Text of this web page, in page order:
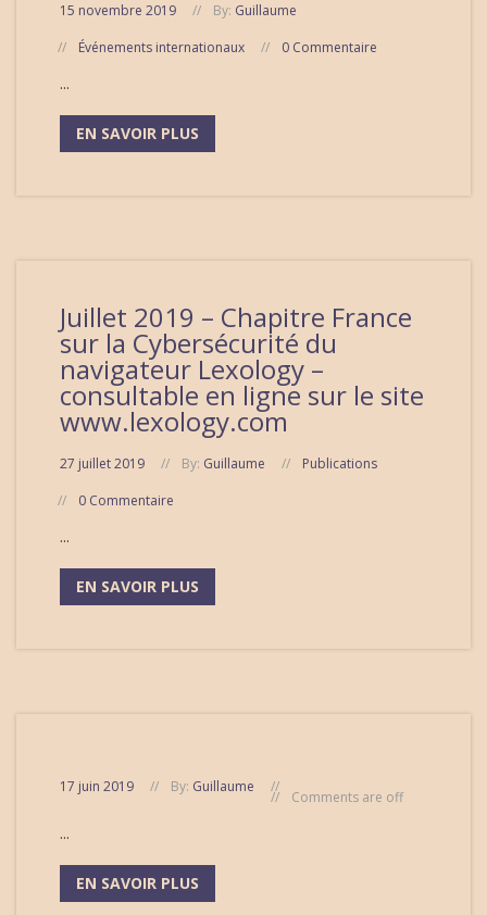
15 novembre 2019 By: Guillaume
Événements internationaux
0 Commentaire
...
EN SAVOIR PLUS
Juillet 2019 – Chapitre France
sur la Cybersécurité du
navigateur Lexology –
consultable en ligne sur le site
www.lexology.com
27 juillet 2019 By: Guillaume
Publications
0 Commentaire
...
EN SAVOIR PLUS
17 juin 2019 By: Guillaume
Comments are off
...
EN SAVOIR PLUS